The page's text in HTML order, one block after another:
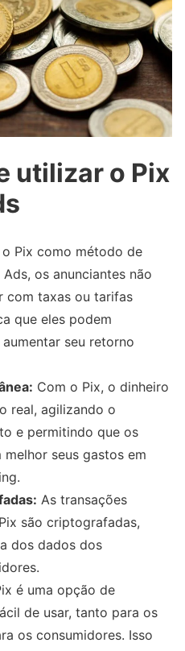
utilizar o Pix
Pix como método de
os anunciantes não
com taxas ou tarifas
que eles podem
seu retorno
Com o Pix, o dinheiro
real, agilizando o
e permitindo que os
seus gastos em
As transações
são criptografadas,
dos dados dos
é uma opção de
de usar, tanto para os
os consumidores. Isso